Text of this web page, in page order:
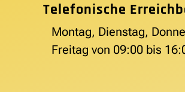
Telefonische
Montag, Dienstag,
Freitag von 09:00 bis